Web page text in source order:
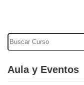
Aula y Eventos